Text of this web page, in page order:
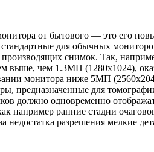
от бытового — это его
для обычных
снимок. Так,
выше, чем 1.3МП (1280x1024),
монитора ниже 5МП
предназначенные для
должно одновременно
например ранние стадии
разрешения мелкие